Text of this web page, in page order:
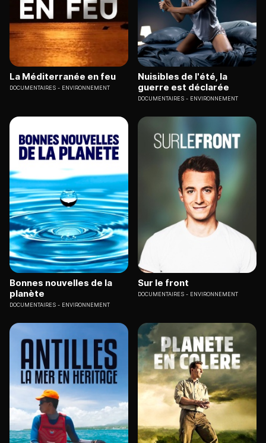
La Méditerranée en feu
DOCUMENTAIRES ENVIRONNEMENT
Nuisibles de l'été, la
guerre est déclarée
DOCUMENTAIRES ENVIRONNEMENT
Bonnes nouvelles de la
planète
DOCUMENTAIRES ENVIRONNEMENT
Sur le front
DOCUMENTAIRES ENVIRONNEMENT